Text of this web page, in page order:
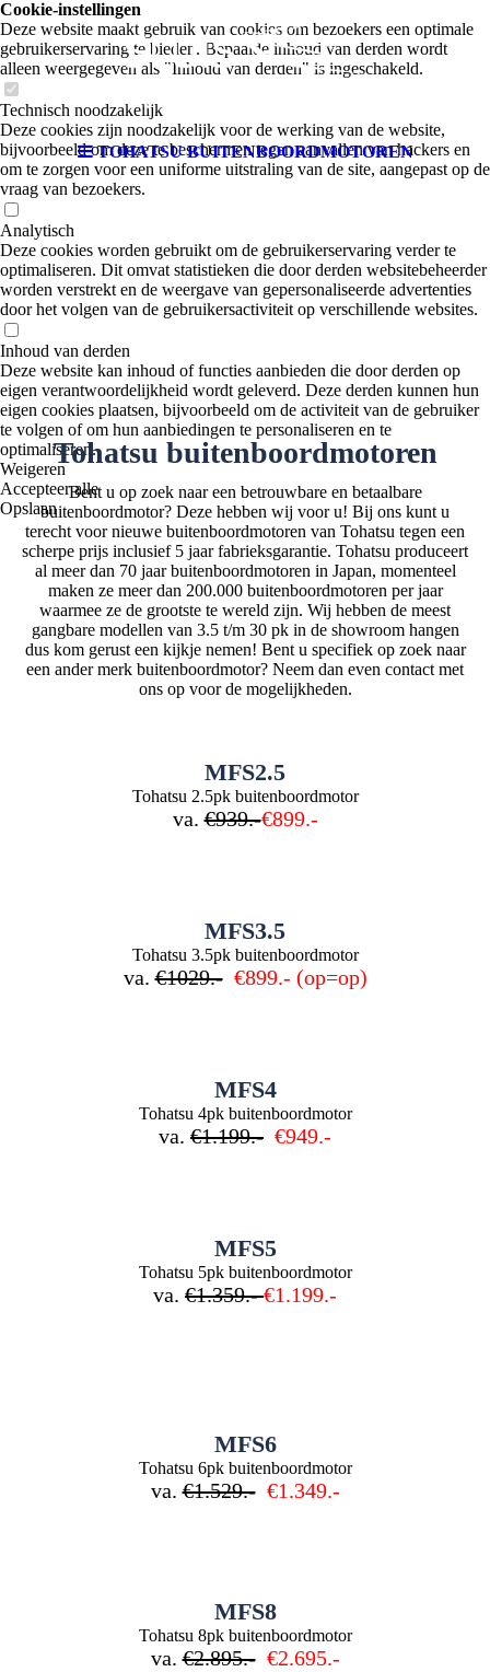
TOHATSU BUITENBOORDMOTOREN
Tohatsu buitenboordmotoren
Bent u op zoek naar een betrouwbare en betaalbare
buitenboordmotor? Deze hebben wij voor u! Bij ons kunt u
terecht voor nieuwe buitenboordmotoren van Tohatsu tegen een
scherpe prijs inclusief 5 jaar fabrieksgarantie. Tohatsu produceert
al meer dan 70 jaar buitenboordmotoren in Japan, momenteel
maken ze meer dan 200.000 buitenboordmotoren per jaar
waarmee ze de grootste te wereld zijn. Wij hebben de meest
gangbare modellen van 3.5 t/m 30 pk in de showroom hangen
dus kom gerust een kijkje nemen! Bent u specifiek op zoek naar
een ander merk buitenboordmotor? Neem dan even contact met
ons op voor de mogelijkheden.
MFS2.5
Tohatsu 2.5pk buitenboordmotor
va.€939.-€899.-
MFS3.5
Tohatsu 3.5pk buitenboordmotor
va.€1029.- €899.- (op=op)
MFS4
Tohatsu 4pk buitenboordmotor
va. €1.199.- €949.-
MFS5
Tohatsu 5pk buitenboordmotor
va. €1.359.-€1.199.-
MFS6
Tohatsu 6pk buitenboordmotor
va.€1.529.- €1.349.-
MFS8
Tohatsu 8pk buitenboordmotor
va.€2.895.- €2.695.-
Cookie-instellingen
Deze website maakt gebruik van cookies om bezoekers een optimale
gebruikerservaring te bieden. Bepaalde inhoud van derden wordt
alleen weergegeven als "Inhoud van derden" is ingeschakeld.
Technisch noodzakelijk
Deze cookies zijn noodzakelijk voor de werking van de website,
bijvoorbeeld om deze te beschermen tegen aanvallen van hackers en
om te zorgen voor een uniforme uitstraling van de site, aangepast op de
vraag van bezoekers.
Analytisch
Deze cookies worden gebruikt om de gebruikerservaring verder te
optimaliseren. Dit omvat statistieken die door derden websitebeheerder
worden verstrekt en de weergave van gepersonaliseerde advertenties
door het volgen van de gebruikersactiviteit op verschillende websites.
Inhoud van derden
Deze website kan inhoud of functies aanbieden die door derden op
eigen verantwoordelijkheid wordt geleverd. Deze derden kunnen hun
eigen cookies plaatsen, bijvoorbeeld om de activiteit van de gebruiker
te volgen of om hun aanbiedingen te personaliseren en te
optimaliseren.
Weigeren
Accepteer alle
Opslaan